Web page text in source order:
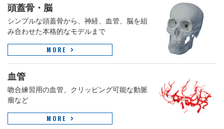
頭蓋骨・脳
シンプルな頭蓋骨から、神経、血管、脳を組
み合わせた本格的なモデルまで
MORE
血管
吻合練習用の血管、クリッピング可能な動脈
瘤など
MORE